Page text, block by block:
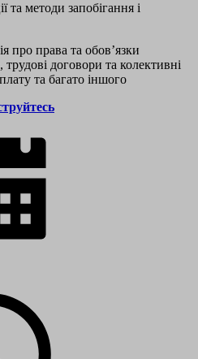
та методи запобігання і
про права та обовʼязки
трудові договори та колективні
та багато іншого